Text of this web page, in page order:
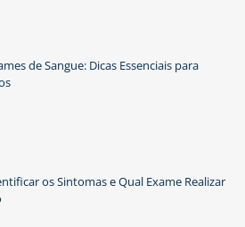
de Sangue: Dicas Essenciais para
os Sintomas e Qual Exame Realizar